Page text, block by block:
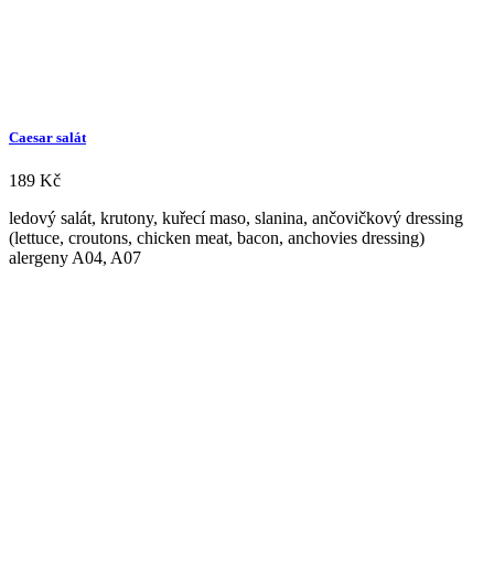
Caesar salát
189 Kč
ledový salát, krutony, kuřecí maso, slanina, ančovičkový dressing
(lettuce, croutons, chicken meat, bacon, anchovies dressing)
alergeny A04, A07